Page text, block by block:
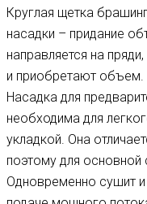
Круглая щетка
насадки – придание
направляется на
и приобретают объем.
Насадка для
необходима для
укладкой. Она
поэтому для основной
Одновременно сушит